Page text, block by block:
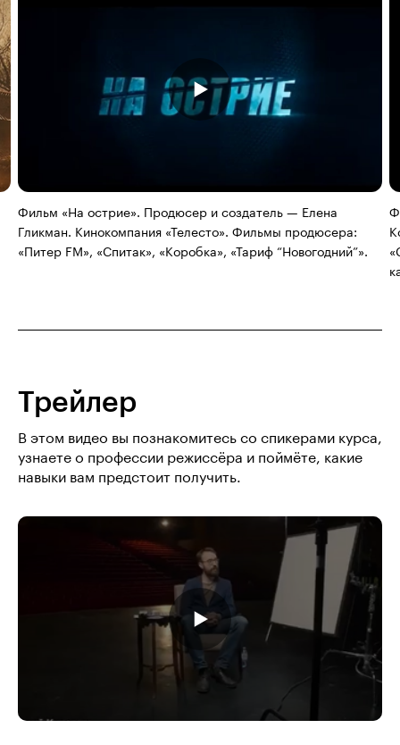
Фильм «На острие». Продюсер и создатель — Елена
Гликман. Кинокомпания «Телесто». Фильмы продюсера:
«Питер FM», «Спитак», «Коробка», «Тариф “Новогодний”».
Трейлер
В этом видео вы познакомитесь со спикерами курса,
узнаете о профессии режиссёра и поймёте, какие
навыки вам предстоит получить.